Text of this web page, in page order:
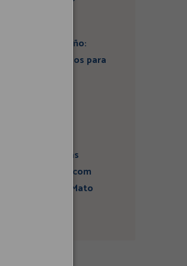
Artigo: Super El Niño:
estamos preparados para
atividades sísmicas
fortalece diálogo com
comunidades em Mato